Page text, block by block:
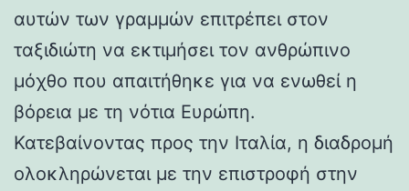
αυτών των γραμμών επιτρέπει στον
ταξιδιώτη να εκτιμήσει τον ανθρώπινο
μόχθο που απαιτήθηκε για να ενωθεί η
βόρεια με τη νότια Ευρώπη.
Κατεβαίνοντας προς την Ιταλία, η διαδρομή
ολοκληρώνεται με την επιστροφή στην